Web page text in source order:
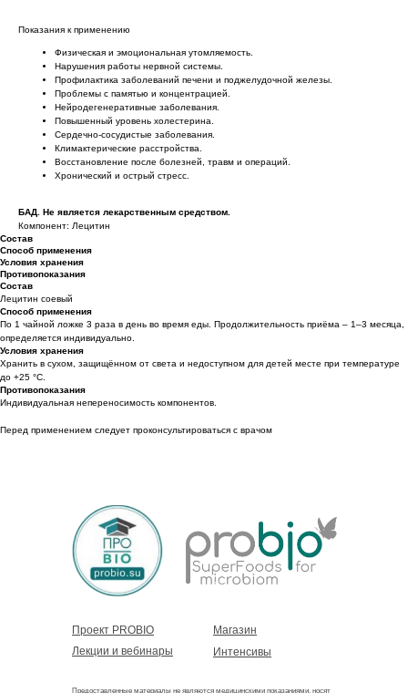
Показания к применению
Физическая и эмоциональная утомляемость.
Нарушения работы нервной системы.
Профилактика заболеваний печени и поджелудочной железы.
Проблемы с памятью и концентрацией.
Нейродегенеративные заболевания.
Повышенный уровень холестерина.
Сердечно-сосудистые заболевания.
Климактерические расстройства.
Восстановление после болезней, травм и операций.
Хронический и острый стресс.
БАД. Не является лекарственным средством.
Компонент: Лецитин
Состав
Способ применения
Условия хранения
Противопоказания
Состав
Лецитин соевый
Способ применения
По 1 чайной ложке 3 раза в день во время еды. Продолжительность приёма – 1–3 месяца,
определяется индивидуально.
Условия хранения
Хранить в сухом, защищённом от света и недоступном для детей месте при температуре
до +25 °C.
Противопоказания
Индивидуальная непереносимость компонентов.
Перед применением следует проконсультироваться с врачом
Предоставленные материалы не являются медицинскими показаниями, носят
Лекции и вебинары Интенсивы
Магазин
Проект PROBIO